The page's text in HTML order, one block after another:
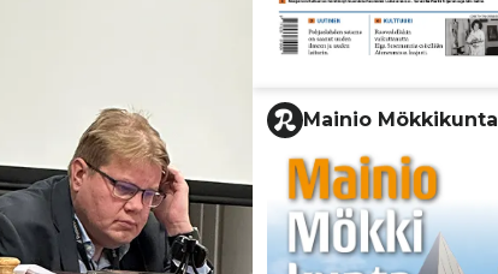
Mainio Mökkikunta